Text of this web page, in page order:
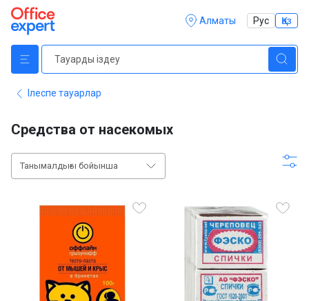
Алматы Рус Қаз
Ілеспе тауарлар
Средства от насекомых
Танымалдығы бойынша